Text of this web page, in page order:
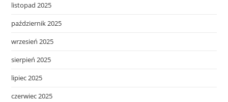
listopad 2025
październik 2025
wrzesień 2025
sierpień 2025
lipiec 2025
czerwiec 2025